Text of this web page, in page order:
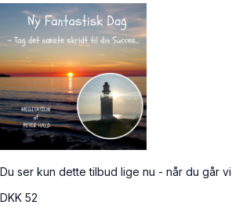
Du ser kun dette tilbud lige nu - når du går
DKK 52